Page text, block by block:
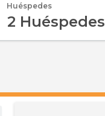
Huéspedes
2 Huéspedes